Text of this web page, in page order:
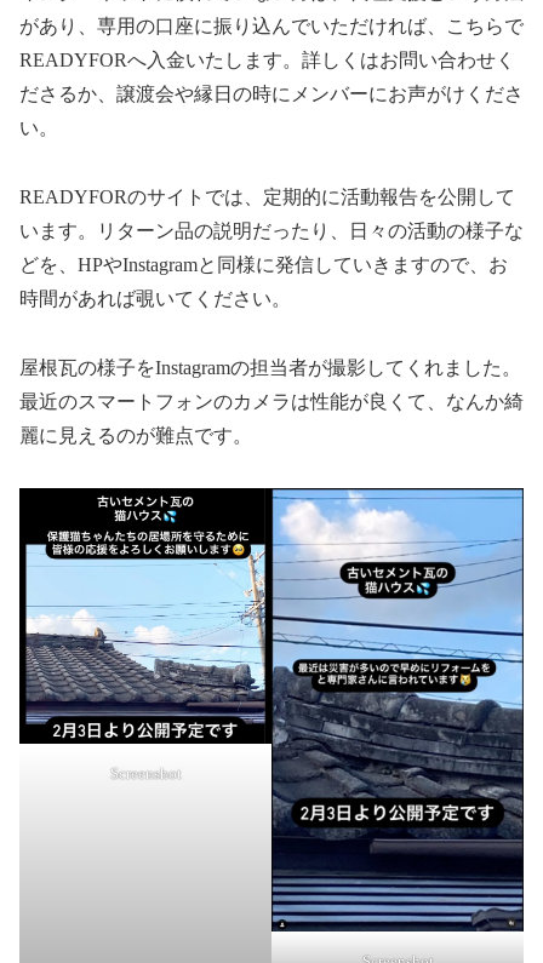
があり、専用の口座に振り込んでいただければ、こちらで
READYFORへ入金いたします。詳しくはお問い合わせく
ださるか、譲渡会や縁日の時にメンバーにお声がけくださ
い。
READYFORのサイトでは、定期的に活動報告を公開して
います。リターン品の説明だったり、日々の活動の様子な
どを、HPやInstagramと同様に発信していきますので、お
時間があれば覗いてください。
屋根瓦の様子をInstagramの担当者が撮影してくれました。
最近のスマートフォンのカメラは性能が良くて、なんか綺
麗に見えるのが難点です。
Screenshot